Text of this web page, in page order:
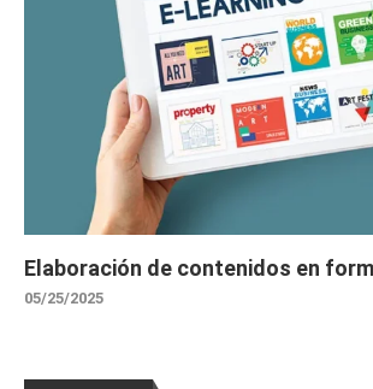
Elaboración de contenidos en
05/25/2025